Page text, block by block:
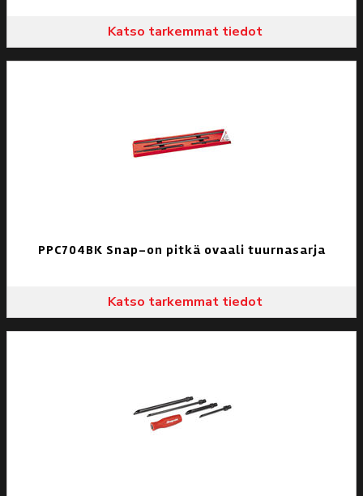
Katso tarkemmat tiedot
PPC704BK Snap-on pitkä ovaali tuurnasarja
Katso tarkemmat tiedot